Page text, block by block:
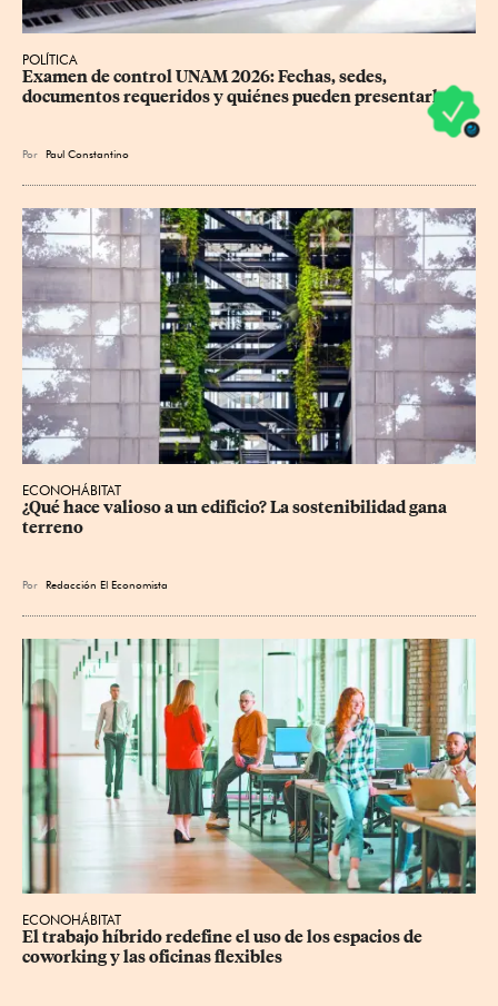
POLÍTICA
Examen de control UNAM 2026: Fechas, sedes,
documentos requeridos y quiénes pueden presentarlo
Por Paul Constantino
ECONOHÁBITAT
¿Qué hace valioso a un edificio? La sostenibilidad gana
terreno
Por Redacción El Economista
ECONOHÁBITAT
El trabajo híbrido redefine el uso de los espacios de
coworking y las oficinas flexibles